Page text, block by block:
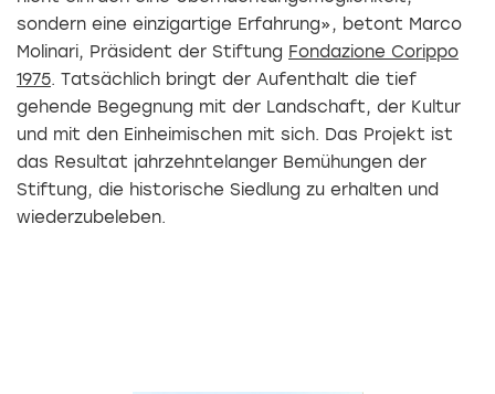
sondern eine einzigartige Erfahrung», betont Marco
Molinari, Präsident der Stiftung Fondazione Corippo
1975. Tatsächlich bringt der Aufenthalt die tief
gehende Begegnung mit der Landschaft, der Kultur
und mit den Einheimischen mit sich. Das Projekt ist
das Resultat jahrzehntelanger Bemühungen der
Stiftung, die historische Siedlung zu erhalten und
wiederzubeleben.